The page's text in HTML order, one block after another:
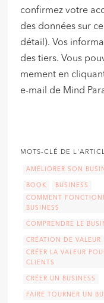
confirmez votre
des données sur
détail). Vos
des tiers. Vous
mement en
e-mail de Mind
MOTS-CLÉ DE
AMÉLIORER SON
BOOK BUSINESS
COMMENT
BUSINESS
COMPRENDRE LE
CRÉATION DE VALEUR
CRÉER LA VALEUR
CLIENTS
CRÉER UN BUSINESS
FAIRE TOURNER UN